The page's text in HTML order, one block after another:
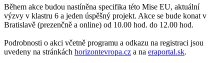
Během akce budou nastíněna specifika této Mise EU, aktuální
výzvy v klastru 6 a jeden úspěšný projekt. Akce se bude konat v
Bratislavě (prezenčně a online) od 10.00 hod. do 12.00 hod.
Podrobnosti o akci včetně programu a odkazu na registraci jsou
uvedeny na stránkách horizontevropa.cz a na eraportal.sk.